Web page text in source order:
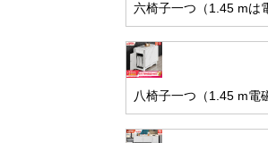
六椅子一つ（1.45 mは
八椅子一つ（1.45 m電